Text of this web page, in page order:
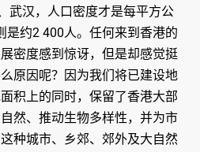
武汉，人口密度才是每平方公
是约2 400人。任何来到香港的
密度感到惊讶，但是却感觉挺
原因呢？因为我们将已建设地
积上的同时，保留了香港大部
然、推动生物多样性，并为市
种城市、乡郊、郊外及大自然